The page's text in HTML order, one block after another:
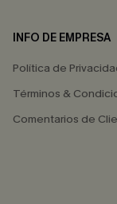
INFO DE EMPRESA
Política de
Términos &
Comentarios de